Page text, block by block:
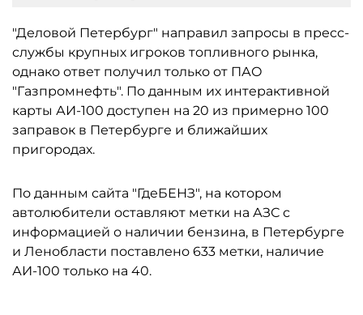
"Деловой Петербург" направил запросы в пресс-
службы крупных игроков топливного рынка,
однако ответ получил только от ПАО
"Газпромнефть". По данным их интерактивной
карты АИ-100 доступен на 20 из примерно 100
заправок в Петербурге и ближайших
пригородах.
По данным сайта "ГдеБЕНЗ", на котором
автолюбители оставляют метки на АЗС с
информацией о наличии бензина, в Петербурге
и Ленобласти поставлено 633 метки, наличие
АИ-100 только на 40.